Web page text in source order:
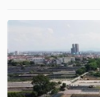
ngữ
(-)